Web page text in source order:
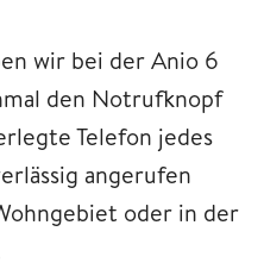
wir bei der Anio 6
den Notrufknopf
Telefon jedes
angerufen
oder in der